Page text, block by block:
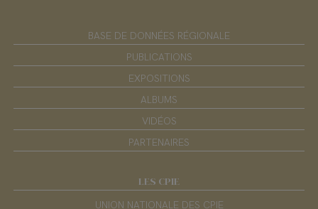
BASE DE DONNÉES RÉGIONALE
PUBLICATIONS
EXPOSITIONS
ALBUMS
VIDÉOS
PARTENAIRES
LES CPIE
UNION NATIONALE DES CPIE